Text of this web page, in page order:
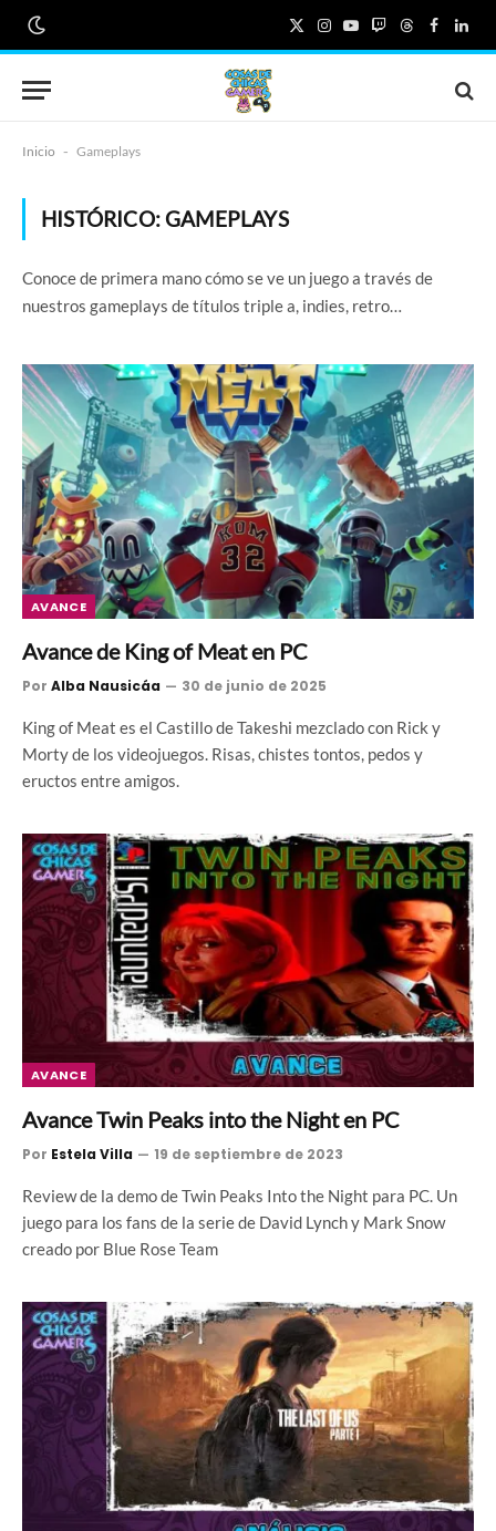
X
(Twitter)
Instagram
YouTube
TwitchThreads
Inicio - Gameplays
HISTÓRICO:GAMEPLAYS
Conoce de primera mano cómo se ve un juego a través de
nuestros gameplays de títulos triple a, indies, retro…
AVANCE
Avance de King of Meat en PC
Por Alba Nausicáa 30 de junio de 2025
King of Meat es el Castillo de Takeshi mezclado con Rick y
Morty de los videojuegos. Risas, chistes tontos, pedos y
eructos entre amigos.
AVANCE
Avance Twin Peaks into the Night en PC
Por Estela Villa 19 de septiembre de 2023
Review de la demo de Twin Peaks Into the Night para PC. Un
juego para los fans de la serie de David Lynch y Mark Snow
creado por Blue Rose Team